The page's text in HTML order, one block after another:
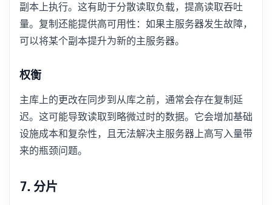
副本上执行。这有助于分散读取负载，提高读取吞吐
量。复制还能提供高可用性：如果主服务器发生故障，
可以将某个副本提升为新的主服务器。
权衡
主库上的更改在同步到从库之前，通常会存在复制延
迟。这可能导致读取到略微过时的数据。它会增加基础
设施成本和复杂性，且无法解决主服务器上高写入量带
来的瓶颈问题。
7. 分片